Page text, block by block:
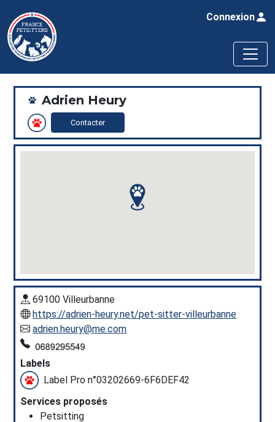
Connexion
Adrien Heury
Contacter
69100 Villeurbanne
https://adrien-heury.net/pet-sitter-villeurbanne
adrien.heury@me.com
Labels
Label Pro n°03202669-6F6DEF42
Services proposés
Petsitting